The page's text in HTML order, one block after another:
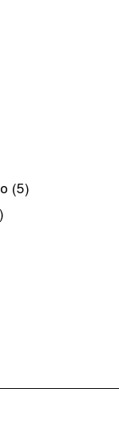
Pessoas Com Alto Patrimônio Líquido (5)
(0)